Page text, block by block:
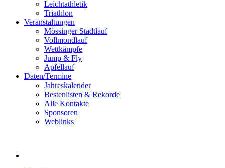
Leichtathletik
Triathlon
Veranstaltungen
Mössinger Stadtlauf
Vollmondlauf
Wettkämpfe
Jump & Fly
Apfellauf
Daten/Termine
Jahreskalender
Bestenlisten & Rekorde
Alle Kontakte
Sponsoren
Weblinks